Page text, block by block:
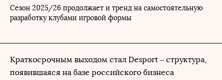
Сезон 2025/26 продолжает и тренд на самостоятельную
разработку клубами игровой формы
Краткосрочным выходом стал Desport – структура,
появившаяся на базе российского бизнеса